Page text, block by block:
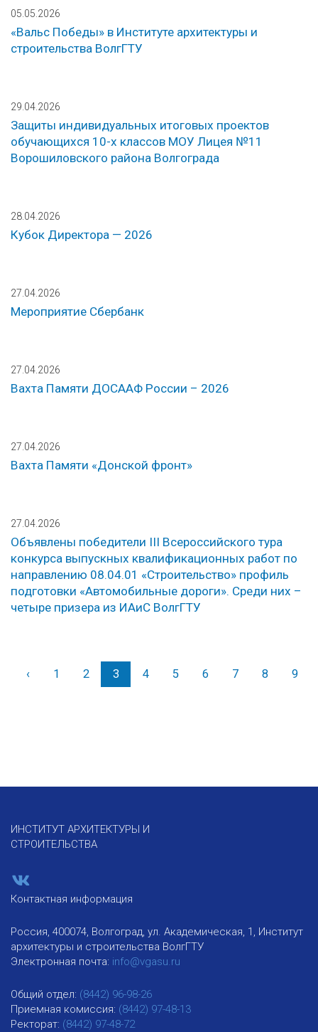
05.05.2026
«Вальс Победы» в Институте архитектуры и
строительства ВолгГТУ
29.04.2026
Защиты индивидуальных итоговых проектов
обучающихся 10-х классов МОУ Лицея №11
Ворошиловского района Волгограда
28.04.2026
Кубок Директора — 2026
27.04.2026
Мероприятие Сбербанк
27.04.2026
Вахта Памяти ДОСААФ России – 2026
27.04.2026
Вахта Памяти «Донской фронт»
27.04.2026
Объявлены победители III Всероссийского тура
конкурса выпускных квалификационных работ по
направлению 08.04.01 «Строительство» профиль
подготовки «Автомобильные дороги». Среди них –
четыре призера из ИАиС ВолгГТУ
‹Назад
1 2 3 4 5 6 7 8 9
ИНСТИТУТ АРХИТЕКТУРЫ И
СТРОИТЕЛЬСТВА
Контактная информация
Россия, 400074, Волгоград, ул. Академическая, 1, Институт
архитектуры и строительства ВолгГТУ
Электронная почта: info@vgasu.ru
Общий отдел: (8442) 96-98-26
Приемная комиссия: (8442) 97-48-13
Ректорат: (8442) 97-48-72